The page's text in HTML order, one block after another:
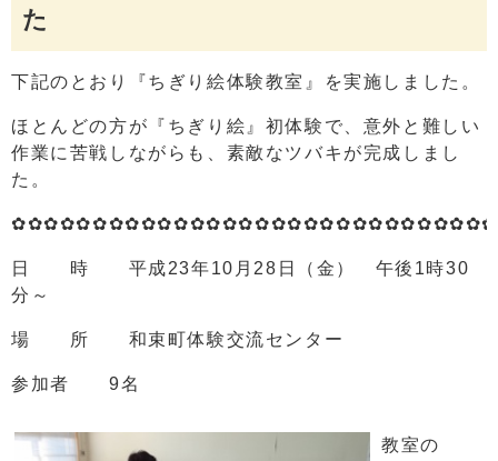
た
下記のとおり『ちぎり絵体験教室』を実施しました。
ほとんどの方が『ちぎり絵』初体験で、意外と難しい
作業に苦戦しながらも、素敵なツバキが完成しまし
た。
日 時 平成23年10月28日（金） 午後1時30
分～
場 所 和束町体験交流センター
参加者 9名
教室の